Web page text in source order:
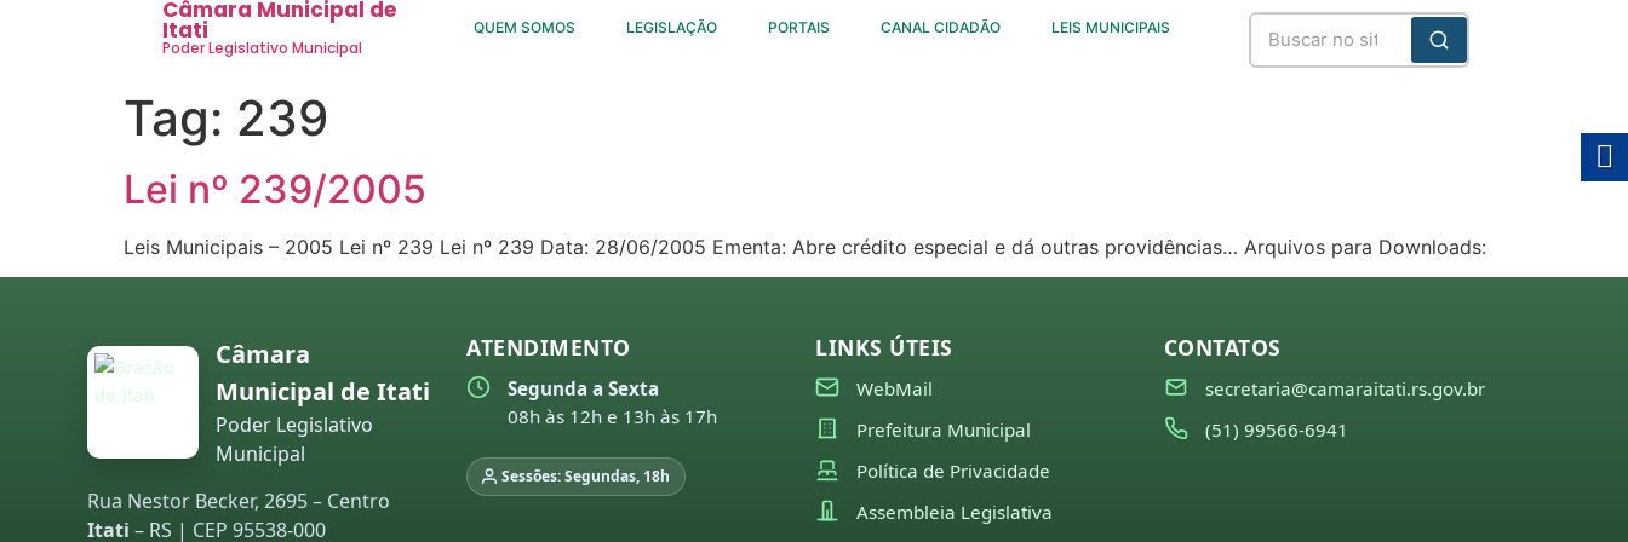
Câmara Municipal de
Itati
Poder Legislativo Municipal
QUEM SOMOS LEGISLAÇÃO PORTAIS CANAL CIDADÃO LEIS MUNICIPAIS
Tag: 239
Lei nº 239/2005
Leis Municipais – 2005 Lei nº 239 Lei nº 239 Data: 28/06/2005 Ementa: Abre crédito especial e dá outras providências… Arquivos para Downloads:
Câmara
Municipal de Itati
Poder Legislativo
Municipal
Rua Nestor Becker, 2695 – Centro
Itati – RS | CEP 95538-000
ATENDIMENTO
Segunda a Sexta
08h às 12h e 13h às 17h
Sessões: Segundas, 18h
LINKS ÚTEIS
WebMail
Prefeitura Municipal
Política de Privacidade
Assembleia Legislativa
CONTATOS
secretaria@camaraitati.rs.gov.br
(51) 99566-6941